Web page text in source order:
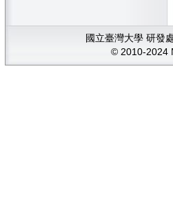
國立臺灣大學 研
© 2010-2024